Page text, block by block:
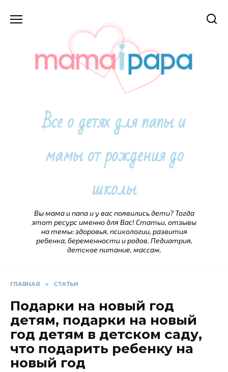
Все о детях для папы и
мамы от рождения до
школы
Вы мама и папа и у вас появились дети? Тогда
этот ресурс именно для Вас! Статьи, отзывы
на темы: здоровья, психологии, развития
ребенка, беременности и родов. Педиатрия,
детское питание, массаж.
ГЛАВНАЯ » СТАТЬИ
Подарки на новый год
детям, подарки на новый
год детям в детском саду,
что подарить ребенку на
новый год